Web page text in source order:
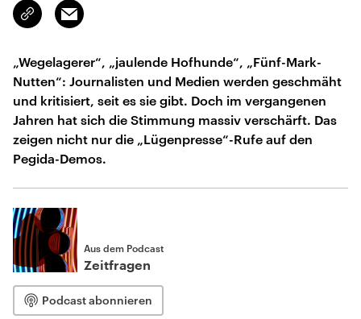
Link
kopieren/teilen
Email
„Wegelagerer“, „jaulende Hofhunde“, „Fünf-Mark-
Nutten“: Journalisten und Medien werden geschmäht
und kritisiert, seit es sie gibt. Doch im vergangenen
Jahren hat sich die Stimmung massiv verschärft. Das
zeigen nicht nur die „Lügenpresse“-Rufe auf den
Pegida-Demos.
Aus dem Podcast
Zeitfragen
Podcast abonnieren